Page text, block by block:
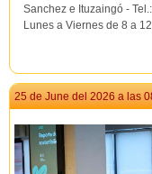
Sanchez e Ituzaingó -
Lunes a Viernes de 8 a
25 de June del 2026 a las